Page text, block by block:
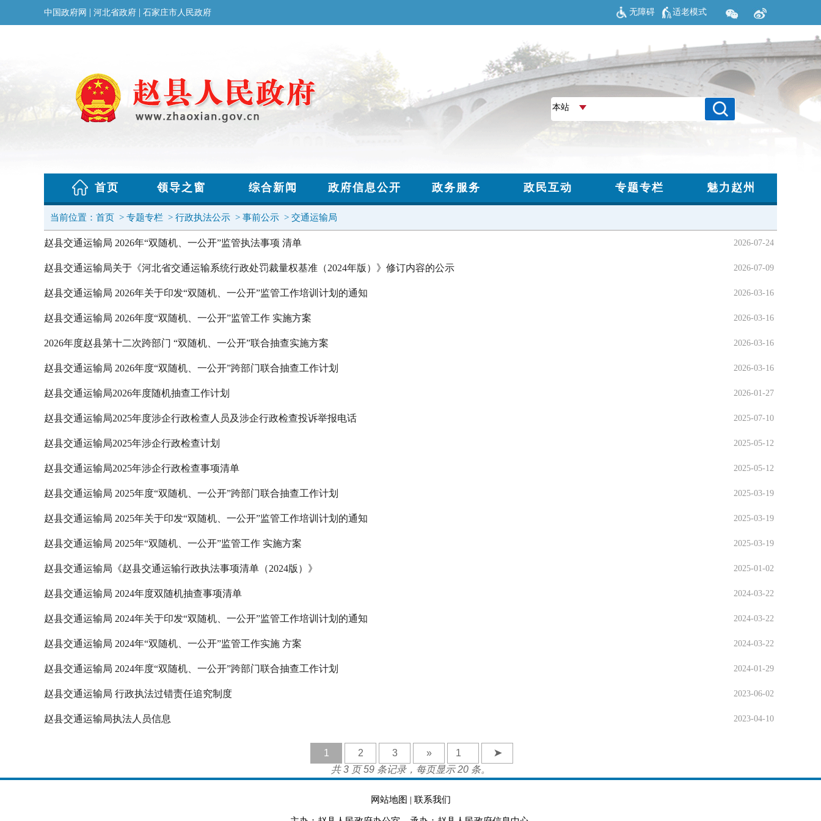
无障碍 适老模式
当前位置： 首页 > 专题专栏 > 行政执法公示 > 事前公示 > 交通运输局
赵县交通运输局 2026年“双随机、一公开”监管执法事项 清单 2026-07-24
赵县交通运输局关于《河北省交通运输系统行政处罚裁量权基准（2024年版）》修订内容的公示 2026-07-09
赵县交通运输局 2026年关于印发“双随机、一公开”监管工作培训计划的通知 2026-03-16
赵县交通运输局 2026年度“双随机、一公开”监管工作 实施方案 2026-03-16
2026年度赵县第十二次跨部门 “双随机、一公开”联合抽查实施方案 2026-03-16
赵县交通运输局 2026年度“双随机、一公开”跨部门联合抽查工作计划 2026-03-16
赵县交通运输局2026年度随机抽查工作计划 2026-01-27
赵县交通运输局2025年度涉企行政检查人员及涉企行政检查投诉举报电话 2025-07-10
赵县交通运输局2025年涉企行政检查计划 2025-05-12
赵县交通运输局2025年涉企行政检查事项清单 2025-05-12
赵县交通运输局 2025年度“双随机、一公开”跨部门联合抽查工作计划 2025-03-19
赵县交通运输局 2025年关于印发“双随机、一公开”监管工作培训计划的通知 2025-03-19
赵县交通运输局 2025年“双随机、一公开”监管工作 实施方案 2025-03-19
赵县交通运输局《赵县交通运输行政执法事项清单（2024版）》 2025-01-02
赵县交通运输局 2024年度双随机抽查事项清单 2024-03-22
赵县交通运输局 2024年关于印发“双随机、一公开”监管工作培训计划的通知 2024-03-22
赵县交通运输局 2024年“双随机、一公开”监管工作实施 方案 2024-03-22
赵县交通运输局 2024年度“双随机、一公开”跨部门联合抽查工作计划 2024-01-29
赵县交通运输局 行政执法过错责任追究制度 2023-06-02
赵县交通运输局执法人员信息 2023-04-10
1 2 3 »
➤
共 3 页 59 条记录，每页显示 20 条。